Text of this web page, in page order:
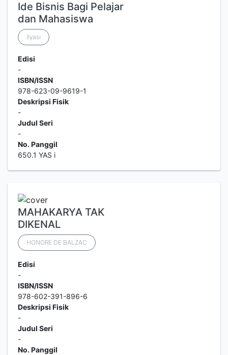
Ide Bisnis Bagi Pelajar
dan Mahasiswa
Ilyasi
Edisi
-
ISBN/ISSN
978-623-09-9619-1
Deskripsi Fisik
-
Judul Seri
-
No. Panggil
650.1 YAS i
MAHAKARYA TAK
DIKENAL
HONORE DE BALZAC
Edisi
-
ISBN/ISSN
978-602-391-896-6
Deskripsi Fisik
-
Judul Seri
-
No. Panggil